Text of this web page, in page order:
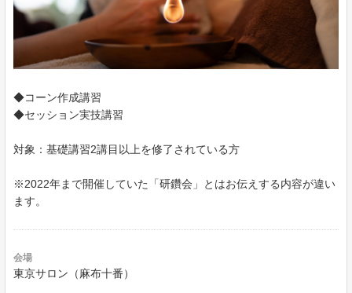
◆コーン作成講習
◆セッション実技講習
対象：基礎講習2講目以上を修了されている方
※2022年まで開催していた「研鑽会」とはお伝えする内容が違い
ます。
会場
東京サロン（麻布十番）